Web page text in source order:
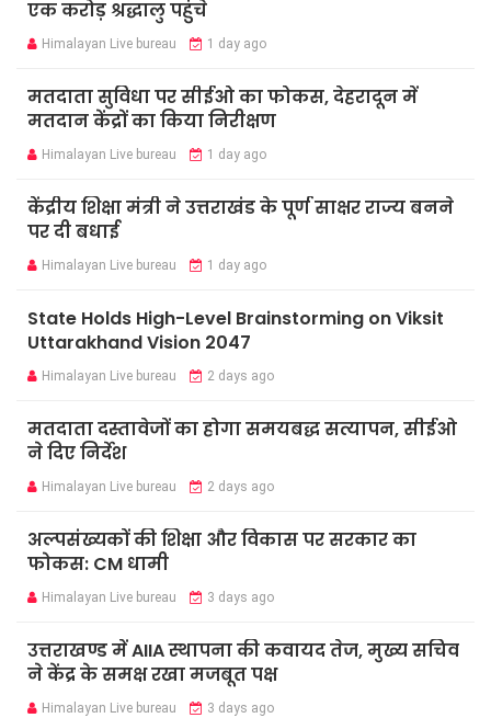
एक करोड़ श्रद्धालु पहुंचे
Himalayan Live bureau 1 day ago
मतदाता सुविधा पर सीईओ का फोकस, देहरादून में
मतदान केंद्रों का किया निरीक्षण
Himalayan Live bureau 1 day ago
केंद्रीय शिक्षा मंत्री ने उत्तराखंड के पूर्ण साक्षर राज्य बनने
पर दी बधाई
Himalayan Live bureau 1 day ago
State Holds High-Level Brainstorming on Viksit
Uttarakhand Vision 2047
Himalayan Live bureau 2 days ago
मतदाता दस्तावेजों का होगा समयबद्ध सत्यापन, सीईओ
ने दिए निर्देश
Himalayan Live bureau 2 days ago
अल्पसंख्यकों की शिक्षा और विकास पर सरकार का
फोकस: CM धामी
Himalayan Live bureau 3 days ago
उत्तराखण्ड में AIIA स्थापना की कवायद तेज, मुख्य सचिव
ने केंद्र के समक्ष रखा मजबूत पक्ष
Himalayan Live bureau 3 days ago